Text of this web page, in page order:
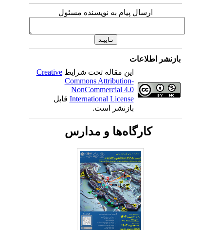
ارسال پیام به نویسنده مسئول
بازنشر اطلاعات
این مقاله تحت شرایطCreative
Commons Attribution-
NonCommercial 4.0
International Licenseقابل
بازنشر است.
کارگاه‌ها و مدارس